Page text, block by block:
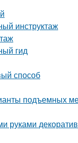
инструктаж
гид
способ
подъемных
руками